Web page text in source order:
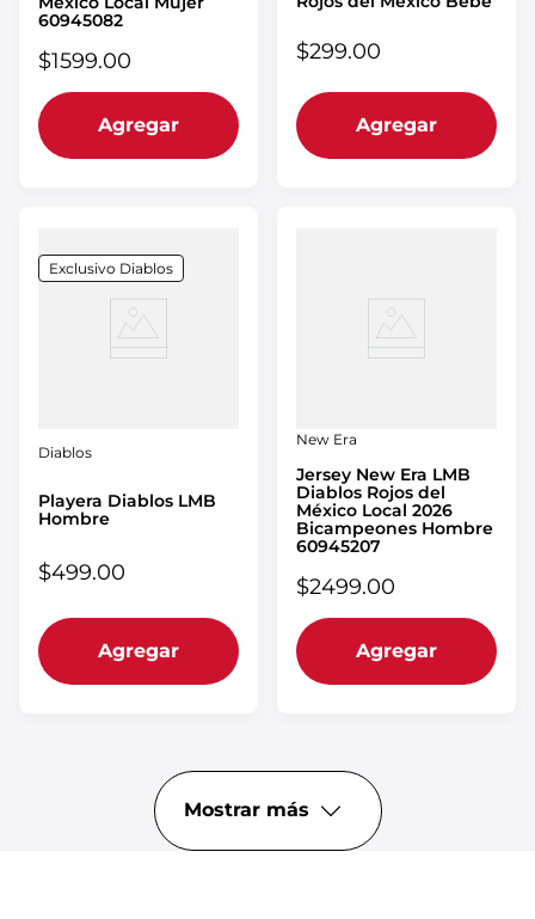
60945082
$1599.00
Agregar
$299.00
Agregar
Exclusivo Diablos
Diablos
Playera Diablos LMB
Hombre
$499.00
Agregar
New Era
Jersey New Era LMB
Diablos Rojos del
México Local 2026
Bicampeones Hombre
60945207
$2499.00
Agregar
Mostrar más